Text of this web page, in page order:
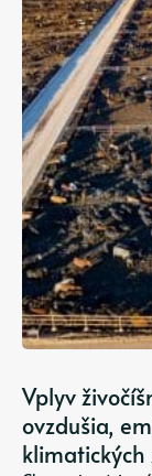
Vplyv
ovzdušia,
klimatických